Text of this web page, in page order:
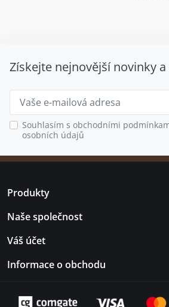
Získejte nejnovější novinky
Souhlasím s obchodními
osobních údajů
Produkty
Naše společnost
Váš účet
Informace o obchodu